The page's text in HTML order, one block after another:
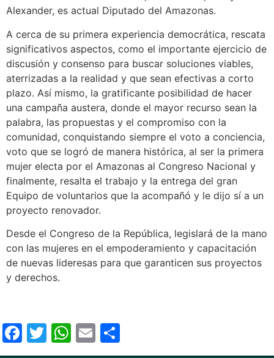
Alexander, es actual Diputado del Amazonas.
A cerca de su primera experiencia democrática, rescata
significativos aspectos, como el importante ejercicio de
discusión y consenso para buscar soluciones viables,
aterrizadas a la realidad y que sean efectivas a corto
plazo. Así mismo, la gratificante posibilidad de hacer
una campaña austera, donde el mayor recurso sean la
palabra, las propuestas y el compromiso con la
comunidad, conquistando siempre el voto a conciencia,
voto que se logró de manera histórica, al ser la primera
mujer electa por el Amazonas al Congreso Nacional y
finalmente, resalta el trabajo y la entrega del gran
Equipo de voluntarios que la acompañó y le dijo sí a un
proyecto renovador.
Desde el Congreso de la República, legislará de la mano
con las mujeres en el empoderamiento y capacitación
de nuevas lideresas para que garanticen sus proyectos
y derechos.
Facebook
Twitter
WhatsApp
Email